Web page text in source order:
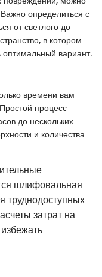
определиться с
от светлого до
в котором
оптимальный вариант.
времени вам
процесс
до нескольких
и количества
шлифовальная
труднодоступных
затрат на